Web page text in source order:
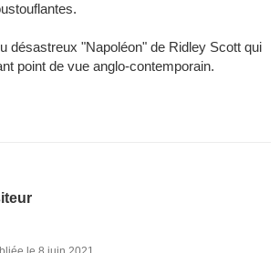
désastreux "Napoléon" de Ridley Scott qui
point de vue anglo-contemporain.